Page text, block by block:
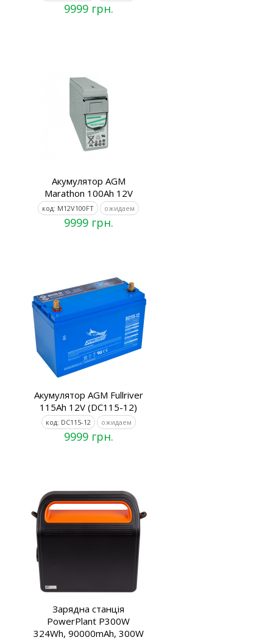
9999 грн.
Акумулятор AGM
Marathon 100Ah 12V
код: M12V100FT ожидаем
9999 грн.
Акумулятор AGM Fullriver
115Ah 12V (DC115-12)
код: DC115-12 ожидаем
9999 грн.
Зарядна станція
PowerPlant P300W
324Wh, 90000mAh, 300W